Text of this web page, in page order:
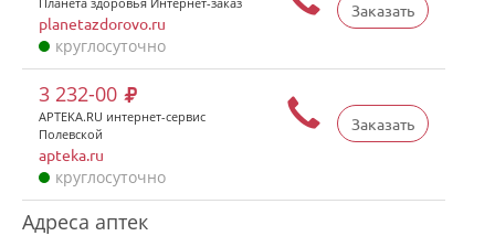
Заказать
planetazdorovo.ru
круглосуточно
Заказать
3 232-00
APTEKA.RU интернет-сервис
Полевской
apteka.ru
круглосуточно
Адреса аптек